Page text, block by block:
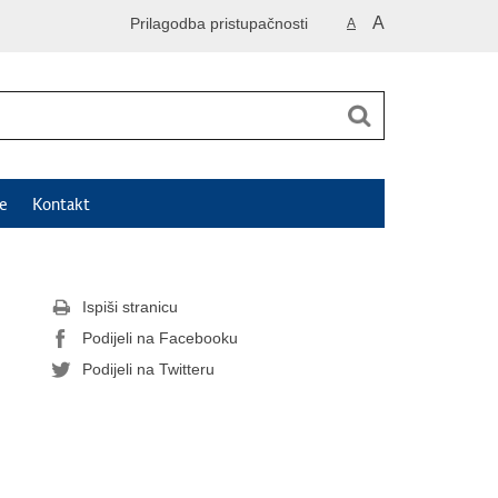
A A
Prilagodba pristupačnosti
Kontakt
Ispiši stranicu
Podijeli na Facebooku
Podijeli na Twitteru